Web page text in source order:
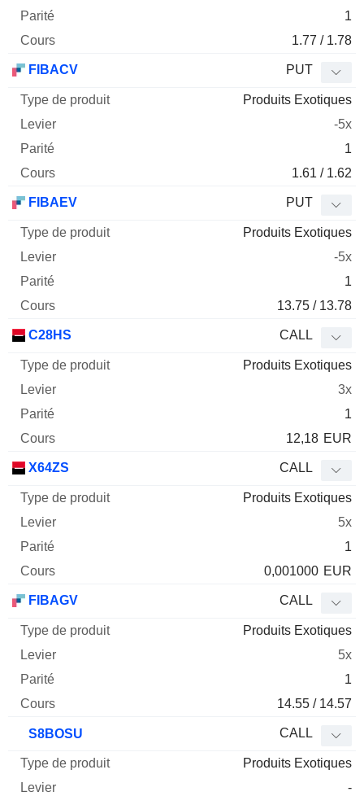
1
1.77 / 1.78
FIBACV PUT
Produits Exotiques
-5x
1
1.61 / 1.62
FIBAEV PUT
Produits Exotiques
-5x
1
13.75 / 13.78
C28HS CALL
Produits Exotiques
3x
1
12,18 EUR
X64ZS CALL
Produits Exotiques
5x
1
0,001000 EUR
FIBAGV CALL
Produits Exotiques
5x
1
14.55 / 14.57
S8BOSU CALL
Produits Exotiques
-